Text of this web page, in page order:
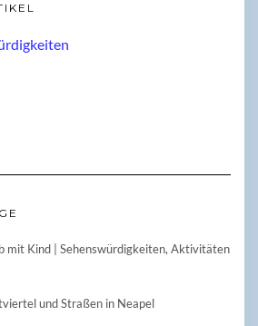
mit Kind | Sehenswürdigkeiten, Aktivitäten
und Straßen in Neapel